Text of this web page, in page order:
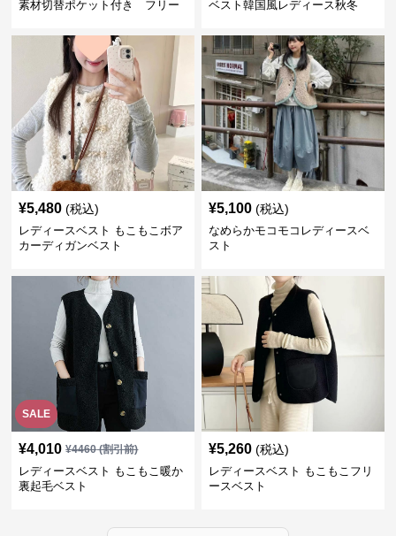
素材切替ポケット付き フリー
ベスト韓国風レディース秋冬
¥5,480 (税込)
レディースベスト もこもこボア
カーディガンベスト
¥5,100 (税込)
なめらかモコモコレディースベ
スト
SALE
¥4,010 ¥4460(割引前)
レディースベスト もこもこ暖か
裏起毛ベスト
¥5,260 (税込)
レディースベスト もこもこフリ
ースベスト